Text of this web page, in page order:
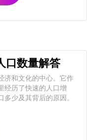
口数量解答
济和文化的中心。它作
经历了快速的人口增
少及其背后的原因。